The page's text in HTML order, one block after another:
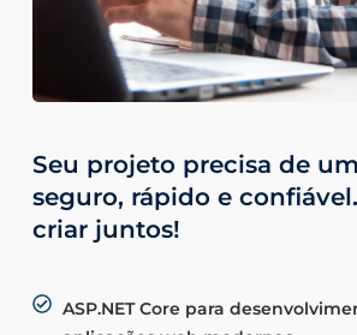
Seu projeto precisa de
seguro, rápido e
criar juntos!
ASP.NET Core para